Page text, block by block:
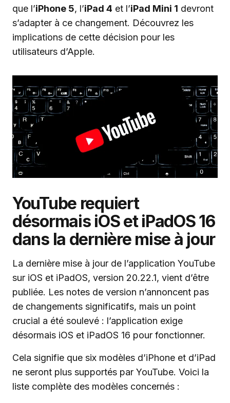
que l’iPhone 5, l’iPad 4 et l’iPad Mini 1 devront
s’adapter à ce changement. Découvrez les
implications de cette décision pour les
utilisateurs d’Apple.
YouTube requiert
désormais iOS et iPadOS 16
dans la dernière mise à jour
La dernière mise à jour de l’application YouTube
sur iOS et iPadOS, version 20.22.1, vient d’être
publiée. Les notes de version n’annoncent pas
de changements significatifs, mais un point
crucial a été soulevé : l’application exige
désormais iOS et iPadOS 16 pour fonctionner.
Cela signifie que six modèles d’iPhone et d’iPad
ne seront plus supportés par YouTube. Voici la
liste complète des modèles concernés :